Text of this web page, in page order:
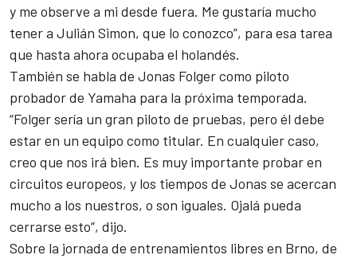
y me observe a mi desde fuera. Me gustaría mucho
tener a Julián Simon, que lo conozco”, para esa tarea
que hasta ahora ocupaba el holandés.
También se habla de Jonas Folger como piloto
probador de Yamaha para la próxima temporada.
“Folger sería un gran piloto de pruebas, pero él debe
estar en un equipo como titular. En cualquier caso,
creo que nos irá bien. Es muy importante probar en
circuitos europeos, y los tiempos de Jonas se acercan
mucho a los nuestros, o son iguales. Ojalá pueda
cerrarse esto”, dijo.
Sobre la jornada de entrenamientos libres en Brno, de